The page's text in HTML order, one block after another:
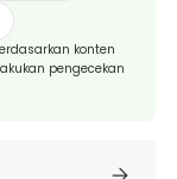
konten
pengecekan